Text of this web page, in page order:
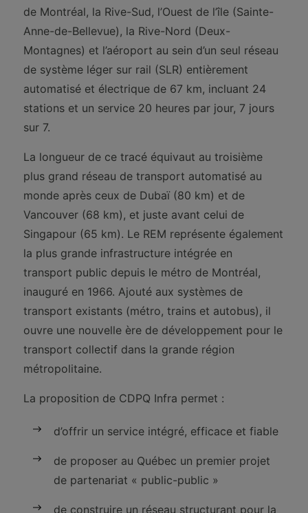
de Montréal, la Rive-Sud, l’Ouest de l’île (Sainte-
Anne-de-Bellevue), la Rive-Nord (Deux-
Montagnes) et l’aéroport au sein d’un seul réseau
de système léger sur rail (SLR) entièrement
automatisé et électrique de 67 km, incluant 24
stations et un service 20 heures par jour, 7 jours
sur 7.
La longueur de ce tracé équivaut au troisième
plus grand réseau de transport automatisé au
monde après ceux de Dubaï (80 km) et de
Vancouver (68 km), et juste avant celui de
Singapour (65 km). Le REM représente également
la plus grande infrastructure intégrée en
transport public depuis le métro de Montréal,
inauguré en 1966. Ajouté aux systèmes de
transport existants (métro, trains et autobus), il
ouvre une nouvelle ère de développement pour le
transport collectif dans la grande région
métropolitaine.
La proposition de CDPQ Infra permet :
d’offrir un service intégré, efficace et fiable
de proposer au Québec un premier projet
de partenariat « public-public »
de construire un réseau structurant pour la